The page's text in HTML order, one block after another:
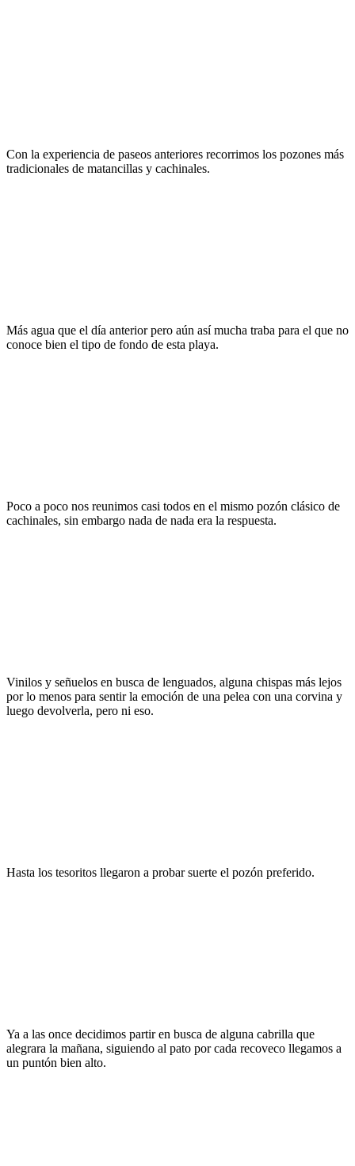
Con la experiencia de paseos anteriores recorrimos los pozones más
tradicionales de matancillas y cachinales.
Más agua que el día anterior pero aún así mucha traba para el que no
conoce bien el tipo de fondo de esta playa.
Poco a poco nos reunimos casi todos en el mismo pozón clásico de
cachinales, sin embargo nada de nada era la respuesta.
Vinilos y señuelos en busca de lenguados, alguna chispas más lejos
por lo menos para sentir la emoción de una pelea con una corvina y
luego devolverla, pero ni eso.
Hasta los tesoritos llegaron a probar suerte el pozón preferido.
Ya a las once decidimos partir en busca de alguna cabrilla que
alegrara la mañana, siguiendo al pato por cada recoveco llegamos a
un puntón bien alto.